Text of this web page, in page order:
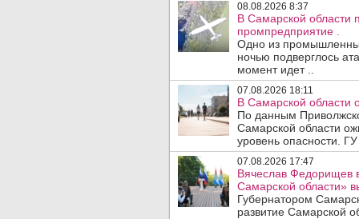
08.08.2026 8:37
В Самарской области
промпредприятие .
Одно из
ночью подверглось
момент идет ..
07.08.2026 18:11
В Самарской области
По данным
Самарской области
уровень опасности.
07.08.2026 17:47
Вячеслав Федорищев
Самарской области»
Губернатором
развитие Самарской